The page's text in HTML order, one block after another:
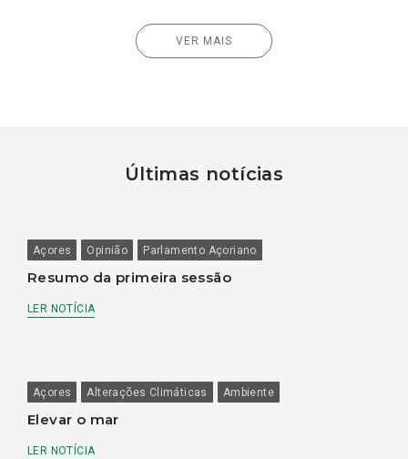
VER MAIS
Últimas notícias
Açores Opinião Parlamento Açoriano
Resumo da primeira sessão
LER NOTÍCIA
Açores Alterações Climáticas Ambiente
Elevar o mar
LER NOTÍCIA